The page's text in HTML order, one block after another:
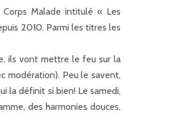
Malade intitulé « Les
2010. Parmi les titres les
ils vont mettre le feu sur la
modération). Peu le savent,
la définit si bien! Le samedi,
des harmonies douces,